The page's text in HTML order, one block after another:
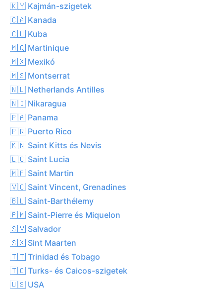
🇰🇾 Kajmán-szigetek
🇨🇦 Kanada
🇨🇺 Kuba
🇲🇶 Martinique
🇲🇽 Mexikó
🇲🇸 Montserrat
🇳🇱 Netherlands Antilles
🇳🇮 Nikaragua
🇵🇦 Panama
🇵🇷 Puerto Rico
🇰🇳 Saint Kitts és Nevis
🇱🇨 Saint Lucia
🇲🇫 Saint Martin
🇻🇨 Saint Vincent, Grenadines
🇧🇱 Saint-Barthélemy
🇵🇲 Saint-Pierre és Miquelon
🇸🇻 Salvador
🇸🇽 Sint Maarten
🇹🇹 Trinidad és Tobago
🇹🇨 Turks- és Caicos-szigetek
🇺🇸 USA